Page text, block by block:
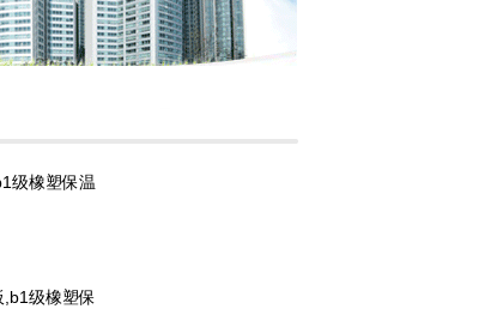
级橡塑保温
级橡塑保